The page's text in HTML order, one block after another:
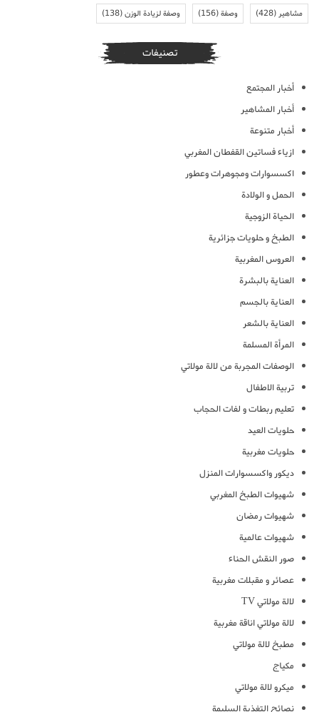
مشاهير(428) وصفة(156) وصفة لزيادة الوزن(138)
تصنيفات
أخبار المجتمع
أخبار المشاهير
أخبار متنوعة
ازياء فساتين القفطان المغربي
اكسسوارات ومجوهرات وعطور
الحمل و الولادة
الحياة الزوجية
الطبخ و حلويات جزائرية
العروس المغربية
العناية بالبشرة
العناية بالجسم
العناية بالشعر
المرأة المسلمة
الوصفات المجربة من لالة مولاتي
تربية الاطفال
تعليم ربطات و لفات الحجاب
حلويات العيد
حلويات مغربية
ديكور واكسسوارات المنزل
شهيوات الطبخ المغربي
شهيوات رمضان
شهيوات عالمية
صور النقش الحناء
عصائر و مقبلات مغربية
لالة مولاتي TV
لالة مولاتي اناقة مغربية
مطبخ لالة مولاتي
مكياج
ميكرو لالة مولاتي
نصائح التغذية السليمة